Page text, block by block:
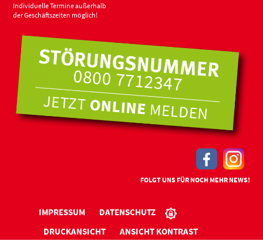
Individuelle Termine außerhalb
der Geschäftszeiten möglich!
FOLGT UNS FÜR NOCH MEHR NEWS!
IMPRESSUM
DATENSCHUTZ
DRUCKANSICHT
ANSICHT KONTRAST